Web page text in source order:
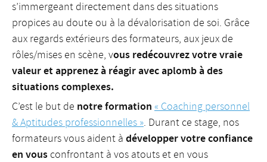
s’immergeant directement dans des situations
propices au doute ou à la dévalorisation de soi. Grâce
aux regards extérieurs des formateurs, aux jeux de
rôles/mises en scène, vous redécouvrez votre vraie
valeur et apprenez à réagir avec aplomb à des
situations complexes.
C’est le but de notre formation « Coaching personnel
& Aptitudes professionnelles ». Durant ce stage, nos
formateurs vous aident à développer votre confiance
en vous confrontant à vos atouts et en vous